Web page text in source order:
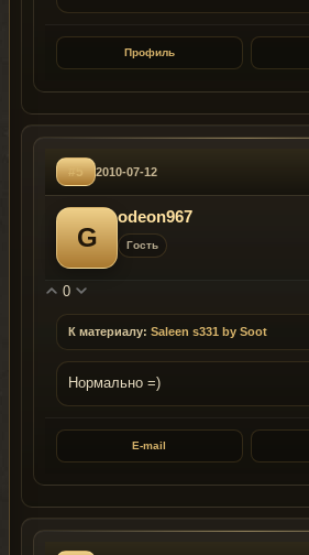
Профиль
#5 2010-07-12
G
odeon967
Гость
0
К материалу: Saleen s331 by Soot
Нормально =)
E-mail